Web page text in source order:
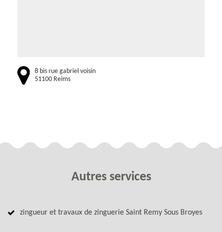
8 bis rue gabriel voisin
51100 Reims
Autres services
zingueur et travaux de zinguerie Saint Remy Sous Broyes